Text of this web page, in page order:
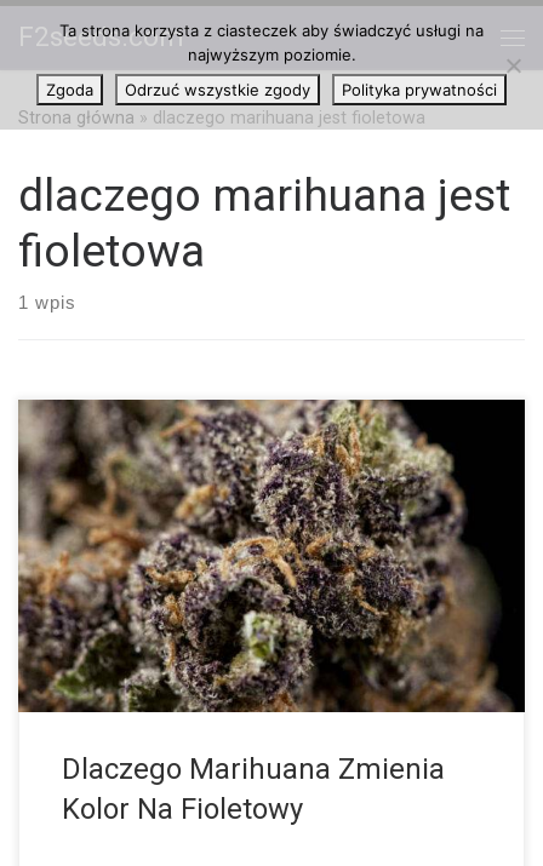
Przejdź do treści
F2seeds.com
Strona główna » dlaczego marihuana jest fioletowa
dlaczego marihuana jest
fioletowa
1 wpis
W dzisiejszych czasach konsumpcji cannabis wciąż pełno jest
nieprawdziwych informacji, a jedną z nich są purpurowe pąki
marihuany. Ten pozornie prosty temat może być nieco zawiły,
zaczynając od tego, czym jest fioletowy pączek? Krótka
odpowiedź, to kwiaty cannabis, które posiadają ciemniejszy,
purpurowy odcień. Jednak nie zawsze jest to odcień, który
większość ludzi uważa za „fioletowy”. Fioletowa marihuana
może być trudną koncepcją. Zatrzymaj się na chwilę i przypomnij
sobie wszystkim znane […]
Dlaczego Marihuana Zmienia
Kolor Na Fioletowy
Ta strona korzysta z ciasteczek aby świadczyć usługi na
najwyższym poziomie.
Zgoda
Odrzuć wszystkie zgody Polityka prywatności